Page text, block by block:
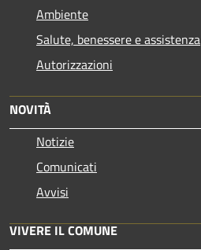
Ambiente
Salute, benessere e assistenza
Autorizzazioni
NOVITÀ
Notizie
Comunicati
Avvisi
VIVERE IL COMUNE